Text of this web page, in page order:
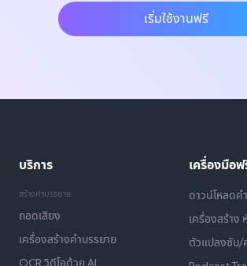
เริ่มใช้งานฟรี
บริการ
สร้างคำบรรยาย
ถอดเสียง
เครื่องสร้างคำบรรยาย
OCR วิดีโอด้วย AI
เครื่องมือฟ
ดาวน์โหลดค
เครื่องสร้าง
ตัวแปลงซับ/